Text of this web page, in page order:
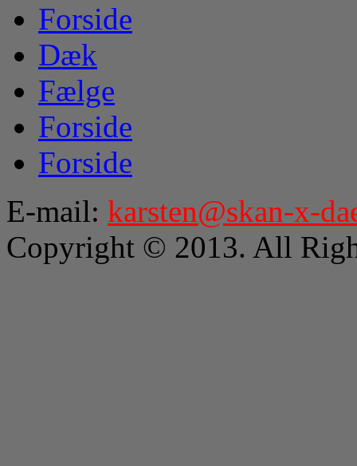
Forside
Dæk
Fælge
Forside
Forside
E-mail: karsten@skan-x-
Copyright © 2013. All